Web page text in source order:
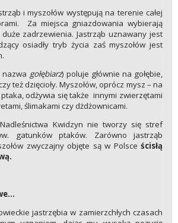
i myszołów występują na terenie całej
Za miejsca gniazdowania wybierają
zadrzewienia. Jastrząb uznawany jest
osiadły tryb życia zaś myszołów jest
nazwa gołębiarz) poluje głównie na gołębie,
też dzięcioły. Myszołów, oprócz mysz – na
odżywia się także innymi zwierzętami
ślimakami czy dżdżownicami.
Kwidzyn nie tworzy się stref
gatunków ptaków. Zarówno jastrząb
zwyczajny objęte są w Polsce ścisłą
jastrzębia w zamierzchłych czasach